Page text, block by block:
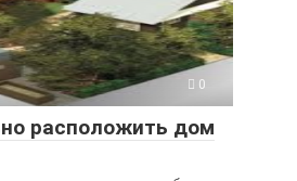
0
расположить дом